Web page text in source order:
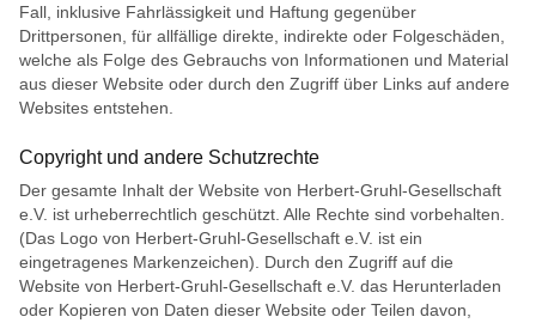
Fall, inklusive Fahrlässigkeit und Haftung gegenüber
Drittpersonen, für allfällige direkte, indirekte oder Folgeschäden,
welche als Folge des Gebrauchs von Informationen und Material
aus dieser Website oder durch den Zugriff über Links auf andere
Websites entstehen.
Copyright und andere Schutzrechte
Der gesamte Inhalt der Website von Herbert-Gruhl-Gesellschaft
e.V. ist urheberrechtlich geschützt. Alle Rechte sind vorbehalten.
(Das Logo von Herbert-Gruhl-Gesellschaft e.V. ist ein
eingetragenes Markenzeichen). Durch den Zugriff auf die
Website von Herbert-Gruhl-Gesellschaft e.V. das Herunterladen
oder Kopieren von Daten dieser Website oder Teilen davon,